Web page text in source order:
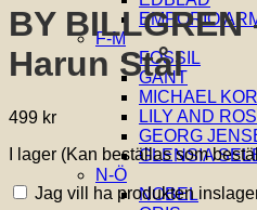
EMPORIO
F-M
FOSSIL
GANT
MICHAEL
LILY AND
GEORG
GLENSIA
N-Ö
NOBEL
BY
Harun Stål
499 kr
I lager (Kan beställas som
Jag vill ha produkten